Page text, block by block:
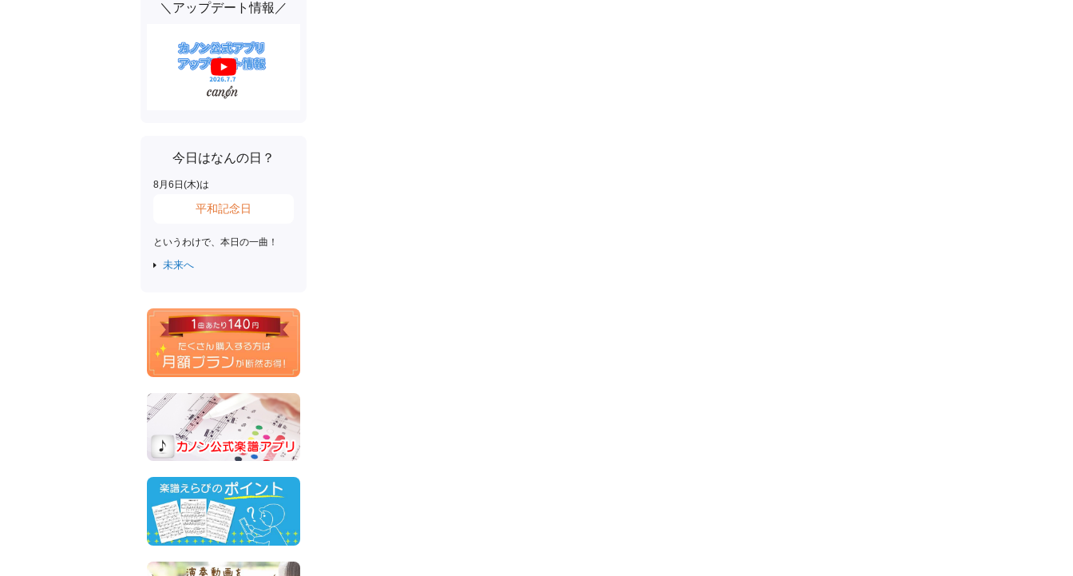
＼アップデート情報／
今日はなんの日？
8月 6 日(木)は
平和記念日
というわけで、本日の一曲！
未来へ